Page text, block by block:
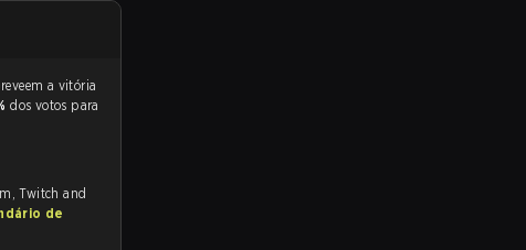
dos votos para
Twitch and
de